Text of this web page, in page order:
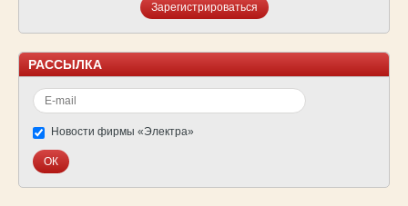
Зарегистрироваться
РАССЫЛКА
Новости фирмы «Электра»